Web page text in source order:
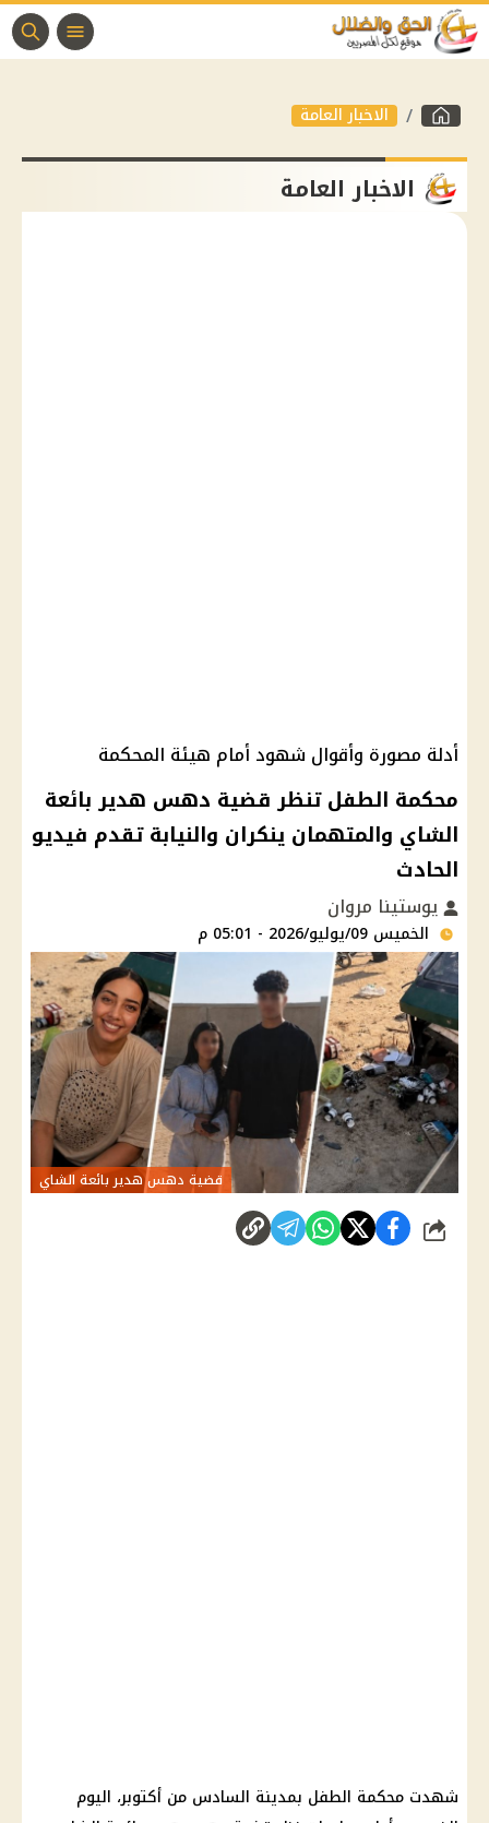
الاخبار العامة
الاخبار العامة
أدلة مصورة وأقوال شهود أمام هيئة المحكمة
محكمة الطفل تنظر قضية دهس هدير بائعة
الشاي والمتهمان ينكران والنيابة تقدم فيديو
الحادث
يوستينا مروان
الخميس 09/يوليو/2026 - 05:01 م
قضية دهس هدير بائعة الشاي
شارك
شهدت محكمة الطفل بمدينة السادس من أكتوبر، اليوم